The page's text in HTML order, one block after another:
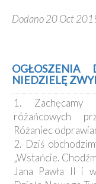
Dodano 20 Oct
OGŁOSZENIA
NIEDZIELĘ
1. Zachęcamy
różańcowych
Różaniec
2. Dziś
„Wstańcie.
Jana Pawła II i